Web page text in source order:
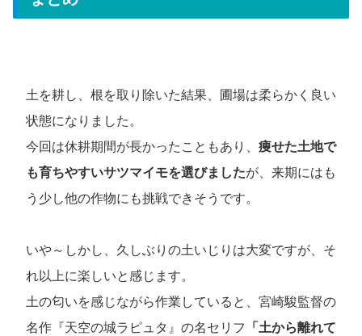
土を耕し、根を取り除いた結果、圃場は柔らかく良い
状態になりました。
今回は休耕期間が長かったこともあり、 痩せた土地で
も育ちやすいサツマイモを選びましたが、来期にはも
う少し他の作物にも挑戦できそうです。
いや～しかし、久しぶりの土いじりは大変ですが、そ
れ以上に楽しいと感じます。
土の匂いを感じながら作業していると、宮崎駿監督の
名作『天空の城ラピュタ』の名セリフ
「土から離れて